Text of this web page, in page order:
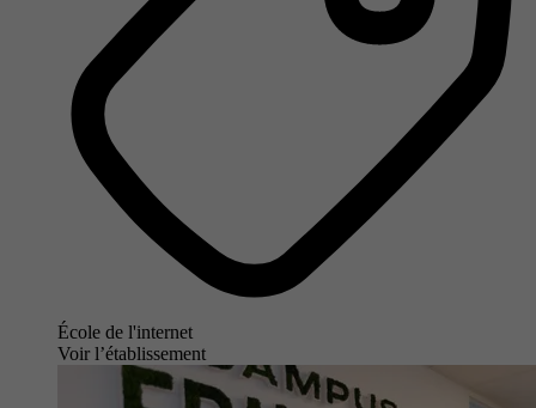
École de l'internet
Voir l’établissement